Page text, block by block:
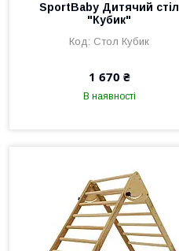
SportBaby Дитячий стіл
"Кубик"
Стол Кубик
1 670 ₴
В наявності